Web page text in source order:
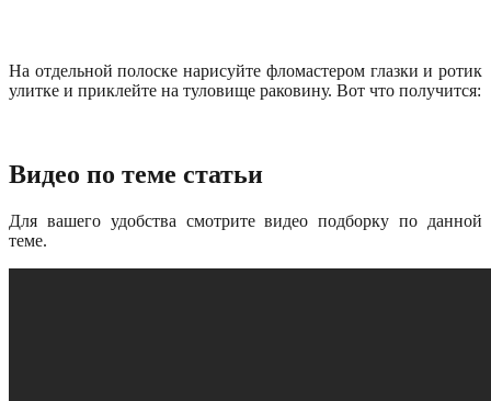
На отдельной полоске нарисуйте фломастером глазки и ротик
улитке и приклейте на туловище раковину. Вот что получится:
Видео по теме статьи
Для вашего удобства смотрите видео подборку по данной
теме.